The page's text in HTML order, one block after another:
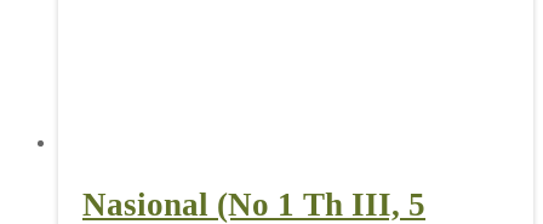
Nasional (No 1 Th III, 5